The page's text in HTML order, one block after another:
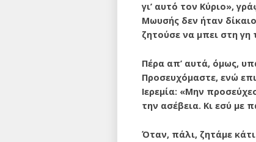
γι’ αυτό τον Κύριο»,
Μωυσής δεν ήταν
ζητούσε να μπει στη γη
Πέρα απ’ αυτά, όμως,
Προσευχόμαστε, ενώ
Ιερεμία: «Μην
την ασέβεια. Κι εσύ με
Όταν, πάλι, ζητάμε